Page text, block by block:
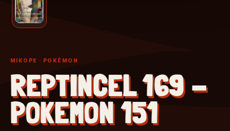
MIKOPE · POKÉMON
REPTINCEL 169 -
POKEMON 151